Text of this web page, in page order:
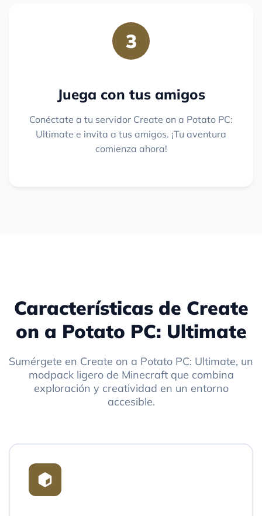
3
Juega con tus amigos
Conéctate a tu servidor Create on a Potato PC:
Ultimate e invita a tus amigos. ¡Tu aventura
comienza ahora!
Características de Create
on a Potato PC: Ultimate
Sumérgete en Create on a Potato PC: Ultimate, un
modpack ligero de Minecraft que combina
exploración y creatividad en un entorno
accesible.